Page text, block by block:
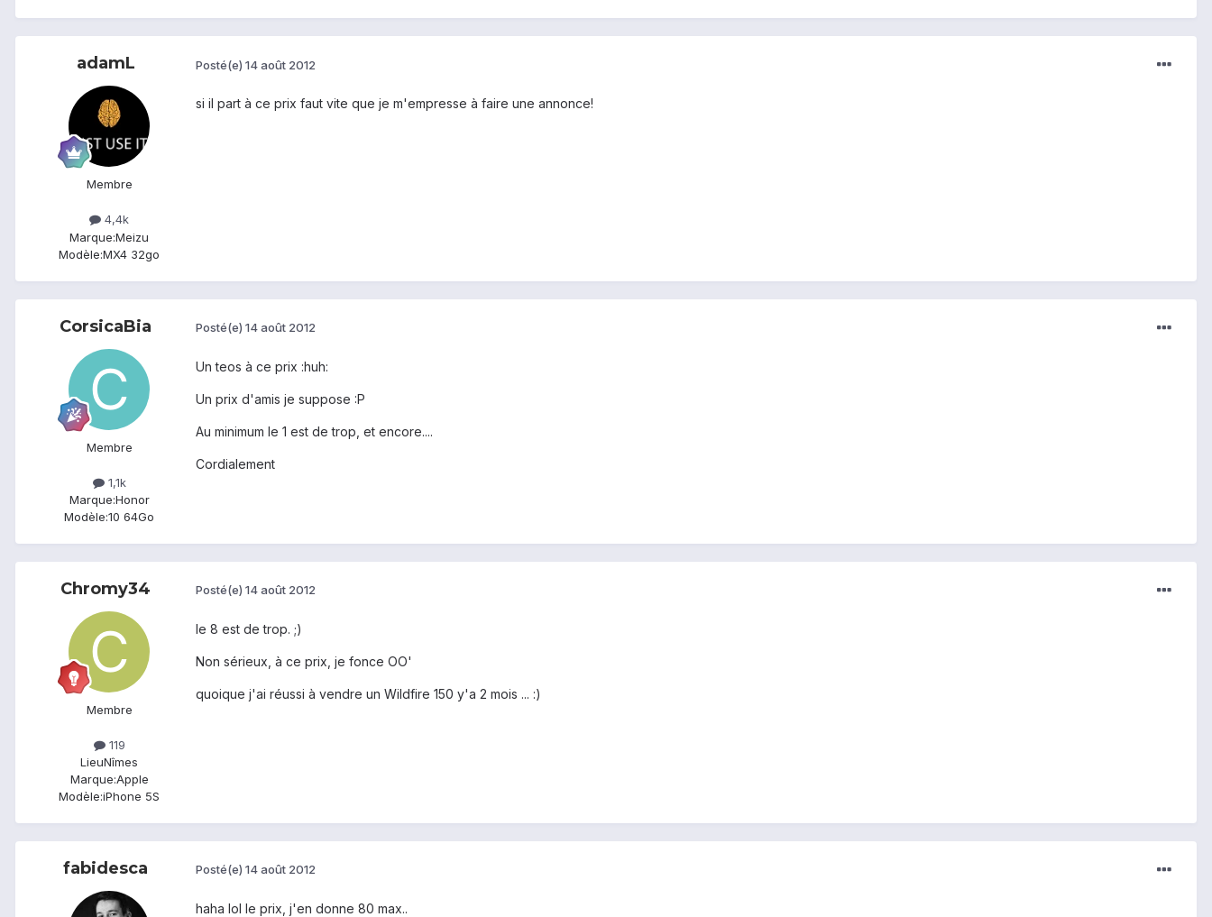
adamL
Membre
4,4k
Marque:Meizu
Modèle:MX4 32go
Posté(e) 14 août 2012
si il part à ce prix faut vite que je m'empresse à faire une annonce!
CorsicaBia
Membre
1,1k
Marque:Honor
Modèle:10 64Go
Posté(e) 14 août 2012
Un teos à ce prix :huh:
Un prix d'amis je suppose :P
Au minimum le 1 est de trop, et encore....
Cordialement
Chromy34
Membre
119
LieuNîmes
Marque:Apple
Modèle:iPhone 5S
Posté(e) 14 août 2012
le 8 est de trop. ;)
Non sérieux, à ce prix, je fonce OO'
quoique j'ai réussi à vendre un Wildfire 150 y'a 2 mois ... :)
fabidesca Posté(e) 14 août 2012
haha lol le prix, j'en donne 80 max..